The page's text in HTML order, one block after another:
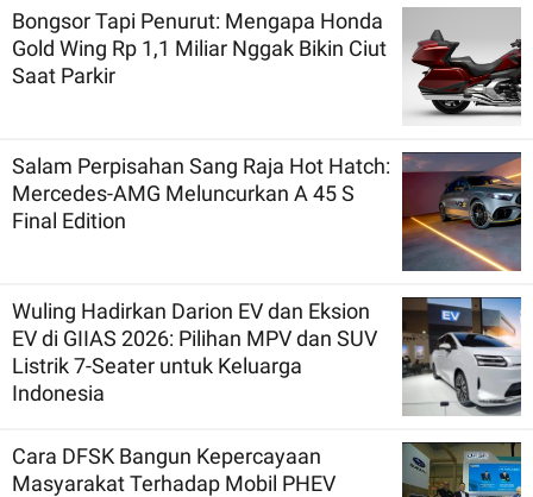
Bongsor Tapi Penurut: Mengapa Honda
Gold Wing Rp 1,1 Miliar Nggak Bikin Ciut
Saat Parkir
Salam Perpisahan Sang Raja Hot Hatch:
Mercedes-AMG Meluncurkan A 45 S
Final Edition
Wuling Hadirkan Darion EV dan Eksion
EV di GIIAS 2026: Pilihan MPV dan SUV
Listrik 7-Seater untuk Keluarga
Indonesia
Cara DFSK Bangun Kepercayaan
Masyarakat Terhadap Mobil PHEV